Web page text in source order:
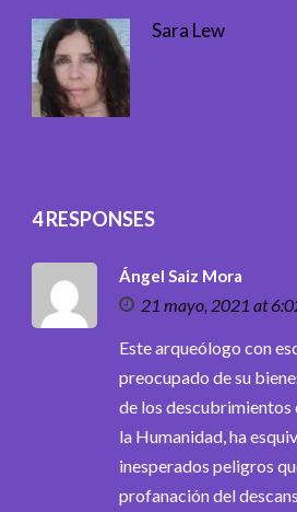
Sara Lew
4 RESPONSES
Ángel Saiz Mora
21 mayo, 2021 at
Este arqueólogo con
preocupado de su
de los descubrimientos
la Humanidad, ha
inesperados peligros
profanación del